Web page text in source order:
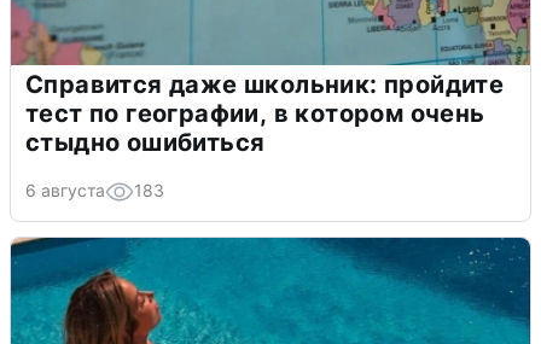
Справится даже школьник: пройдите
тест по географии, в котором очень
стыдно ошибиться
6 августа 183